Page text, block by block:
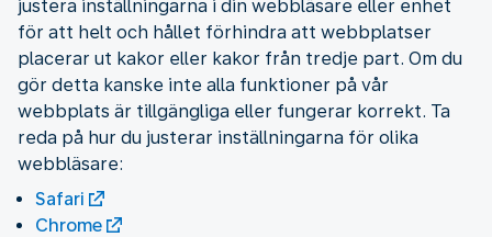
justera inställningarna i din webbläsare eller enhet
för att helt och hållet förhindra att webbplatser
placerar ut kakor eller kakor från tredje part. Om du
gör detta kanske inte alla funktioner på vår
webbplats är tillgängliga eller fungerar korrekt. Ta
reda på hur du justerar inställningarna för olika
webbläsare:
Safari
Chrome